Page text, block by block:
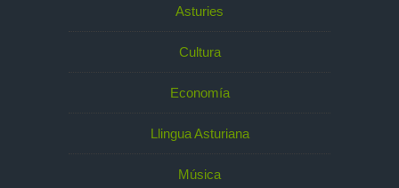
Asturies
Cultura
Economía
Llingua Asturiana
Música